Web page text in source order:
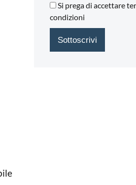
Si prega di accettare
condizioni